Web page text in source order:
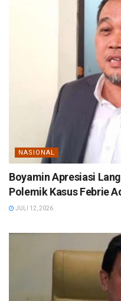
NASIONAL
Boyamin Apresiasi
Polemik Kasus Febrie
JULI 12, 2026